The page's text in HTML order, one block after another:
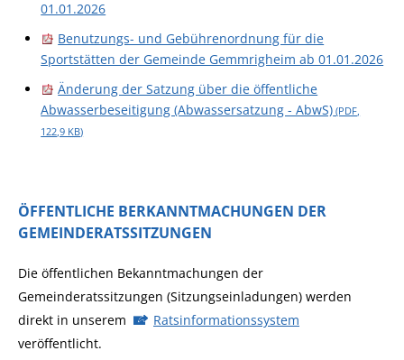
01.01.2026
Benutzungs- und Gebührenordnung für die
Sportstätten der Gemeinde Gemmrigheim ab 01.01.2026
Änderung der Satzung über die öffentliche
Abwasserbeseitigung (Abwassersatzung - AbwS) (PDF,
122,9 KB)
ÖFFENTLICHE BERKANNTMACHUNGEN DER
GEMEINDERATSSITZUNGEN
Die öffentlichen Bekanntmachungen der
Gemeinderatssitzungen (Sitzungseinladungen) werden
direkt in unserem
Ratsinformationssystem
veröffentlicht.